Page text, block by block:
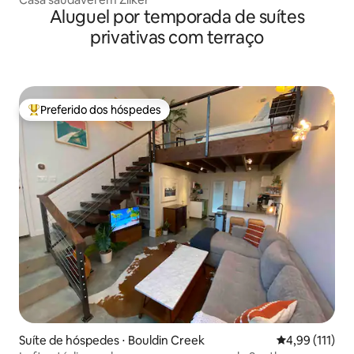
Aluguel por temporada de suítes
privativas com terraço
Entre os melhores preferidos dos hóspedes
Preferido dos hóspedes
Suíte de hóspedes ⋅ Bouldin Creek 4,99 de uma
4,99 (111)